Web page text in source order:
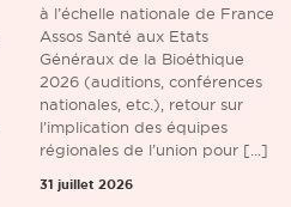
à l’échelle nationale de France
Assos Santé aux Etats
Généraux de la Bioéthique
2026 (auditions, conférences
nationales, etc.), retour sur
l’implication des équipes
régionales de l’union pour [...]
31 juillet 2026